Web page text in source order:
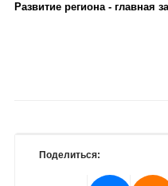
Развитие региона - главная
Поделиться: